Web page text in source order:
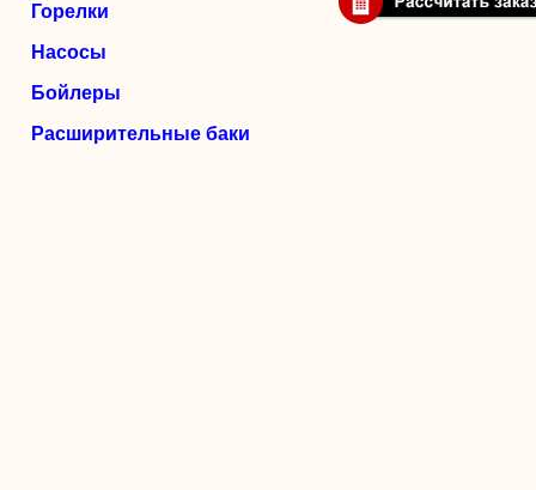
Горелки
Насосы
Бойлеры
Расширительные баки